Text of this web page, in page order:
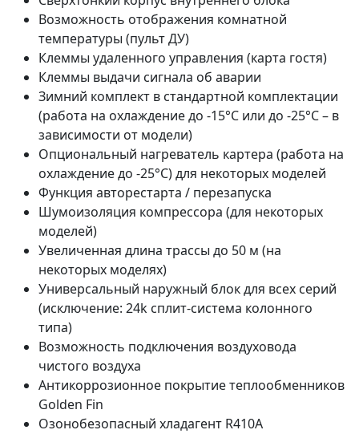
Возможность отображения комнатной
температуры (пульт ДУ)
Клеммы удаленного управления (карта гостя)
Клеммы выдачи сигнала об аварии
Зимний комплект в стандартной комплектации
(работа на охлаждение до -15°С или до -25°С – в
зависимости от модели)
Опциональный нагреватель картера (работа на
охлаждение до -25°С) для некоторых моделей
Функция авторестарта / перезапуска
Шумоизоляция компрессора (для некоторых
моделей)
Увеличенная длина трассы до 50 м (на
некоторых моделях)
Универсальный наружный блок для всех серий
(исключение: 24k сплит-система колонного
типа)
Возможность подключения воздуховода
чистого воздуха
Антикоррозионное покрытие теплообменников
Golden Fin
Озонобезопасный хладагент R410A